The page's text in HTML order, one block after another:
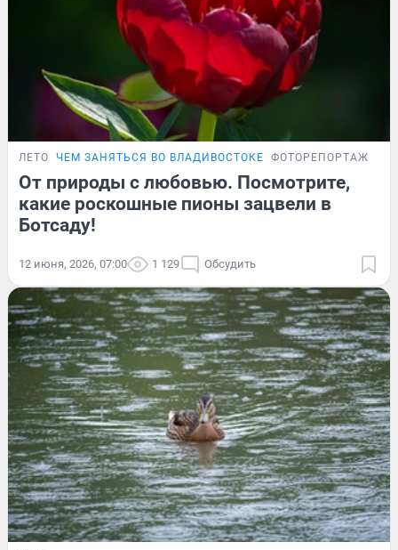
ЛЕТО ЧЕМ ЗАНЯТЬСЯ ВО ВЛАДИВОСТОКЕ ФОТОРЕПОРТАЖ
От природы с любовью. Посмотрите,
какие роскошные пионы зацвели в
Ботсаду!
12 июня, 2026, 07:00 1 129 Обсудить